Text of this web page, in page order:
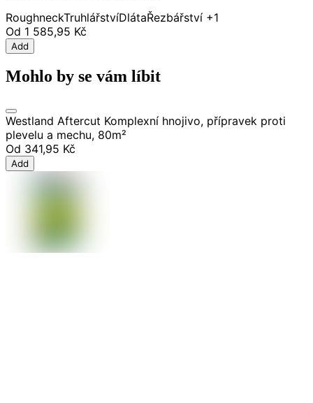
RoughneckTruhlářstvíDlátaŘezbářství +1
Od 1 585,95 Kč
Add
Mohlo by se vám líbit
Westland Aftercut Komplexní hnojivo, přípravek proti
plevelu a mechu, 80m²
Od 341,95 Kč
Add